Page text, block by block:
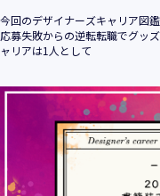
今回のデザイナーズキャリア図
応募失敗からの逆転転職でグッ
ャリアは1人として